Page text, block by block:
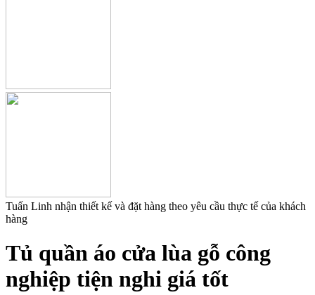
Tuấn Linh nhận thiết kế và đặt hàng theo yêu cầu thực tế của khách
hàng
Tủ quần áo cửa lùa gỗ công
nghiệp tiện nghi giá tốt